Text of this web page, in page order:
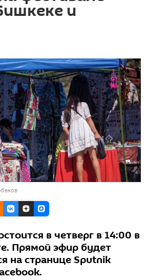
и
в четверг в 14:00 в
Прямой эфир будет
на странице Sputnik